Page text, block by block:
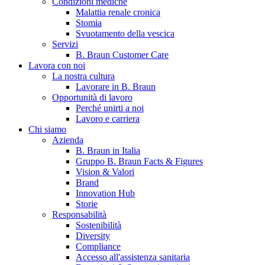
Catalogo prodotti
Trova il prodotto che stai cercando. Visita il catalogo B.
Contatti
Hai domande o richieste? Scrivici per entrare subito in
Malattia renale cronica
Stomia
Svuotamento della vescica
Servizi
B. Braun Customer Care
Lavora con noi
La nostra cultura
Lavorare in B. Braun
Opportunità di lavoro
Perché unirti a noi
Lavoro e carriera
Chi siamo
Azienda
B. Braun in Italia
Gruppo B. Braun Facts & Figures
Vision & Valori
Brand
Innovation Hub
Storie
Responsabilità
Sostenibilità
Diversity
Compliance
Accesso all'assistenza sanitaria